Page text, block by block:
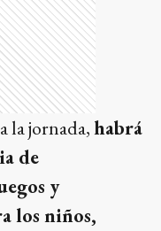
la jornada,habrá
de
y
los niños,